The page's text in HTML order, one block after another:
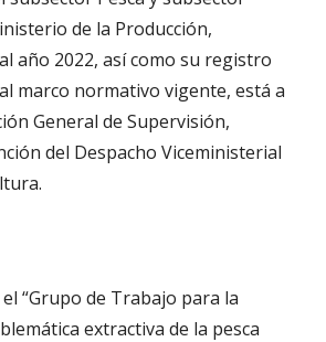
de la Producción,
año 2022, así como su registro
marco normativo vigente, está a
General de Supervisión,
del Despacho Viceministerial
“Grupo de Trabajo para la
extractiva de la pesca